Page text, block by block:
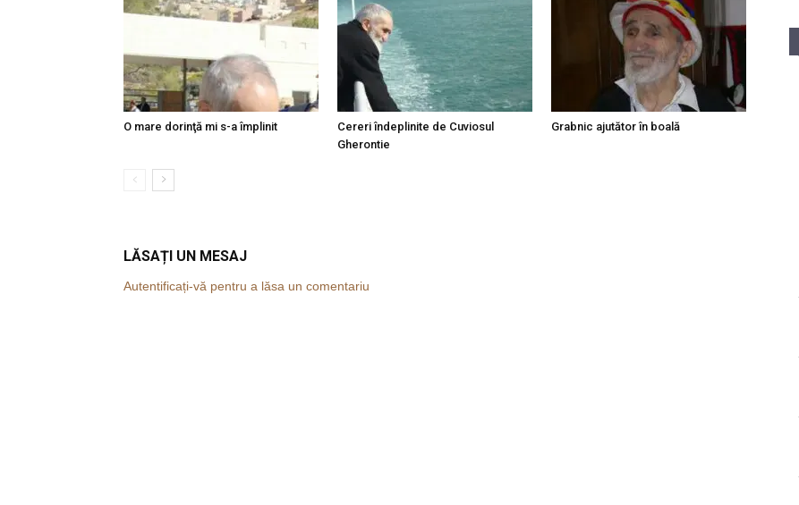
O mare dorinţă mi s-a împlinit
Cereri îndeplinite de Cuviosul
Gherontie
Grabnic ajutător în boală
LĂSAȚI UN MESAJ
Autentificați-vă pentru a lăsa un comentariu